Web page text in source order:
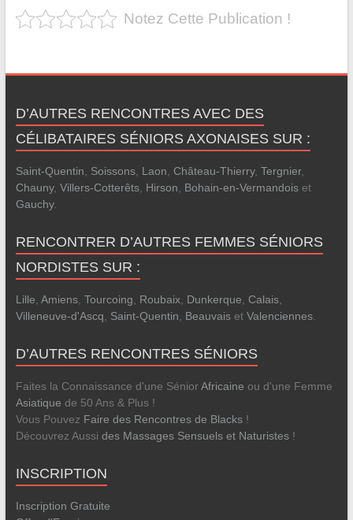
Notez Cette Publication !
D’AUTRES RENCONTRES AVEC DES
CÉLIBATAIRES SÉNIORS AXONAISES SUR :
Saint-Quentin Soissons, Laon Château-Thierry, Tergnier,
Chauny, Villers-Cotterêts, Hirson Bohain-en-Vermandoiset
Gauchy.
RENCONTRER D’AUTRES FEMMES SÉNIORS
NORDISTES SUR :
Lille Amiens, Tourcoing Roubaix, Dunkerque Calais,
Villeneuve-d'Ascq
Saint-Quentin Beauvaiset Valenciennes.
D’AUTRES RENCONTRES SÉNIORS
Faites la Connaissance d'une SéniorAfricaine ou d'une Femme
Asiatique de 50 Ans & Plus !
Vous Pouvez Faire des Rencontres de Blacks!
Découvrez Aussi des Massages Sensuels et Naturistes!
INSCRIPTION
Inscription Gratuite